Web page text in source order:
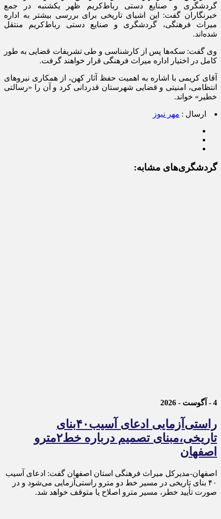
گردشگری و صنایع دستی رباط‌کریم ظهر یکشنبه در جمع
خبرنگاران گفت: این اشیای تاریخی برای بررسی بیشتر به اداره
میراث فرهنگی، گردشگری و صنایع دستی رباط‌کریم منتقل
شده‌اند.
وی گفت: سکه‌ها پس از کارشناسی و طی تشریفات قضایی به طور
کامل در اختیار اداره میراث فرهنگی قرار خواهند گرفت.
آقای کریمی با اشاره به اهمیت حفظ آثار کهن، از همکاری نیروهای
انتظامی، امنیتی و قضایی شهرستان قدردانی کرد و آن را «رسالتی
خطیر» خواند.
ارسال : مهر نیوز
گردشگری‌های مشابه:
4 - آگوست - 2026
راستی‌آزمایی ادعای آسیب۴۰بنای
تاریخی،مبنای تصمیم درباره خط۲مترو
اصفهان
اصفهان-مدیرکل میراث فرهنگی استان اصفهان گفت: ادعای آسیب
۴۰ بنای تاریخی در مسیر خط دو مترو راستی‌آزمایی می‌شود و در
صورت تأیید خطر، مسیر مترو اصلاح یا متوقف خواهد شد.